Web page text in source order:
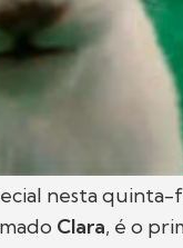
nesta quinta-
Clara, é o